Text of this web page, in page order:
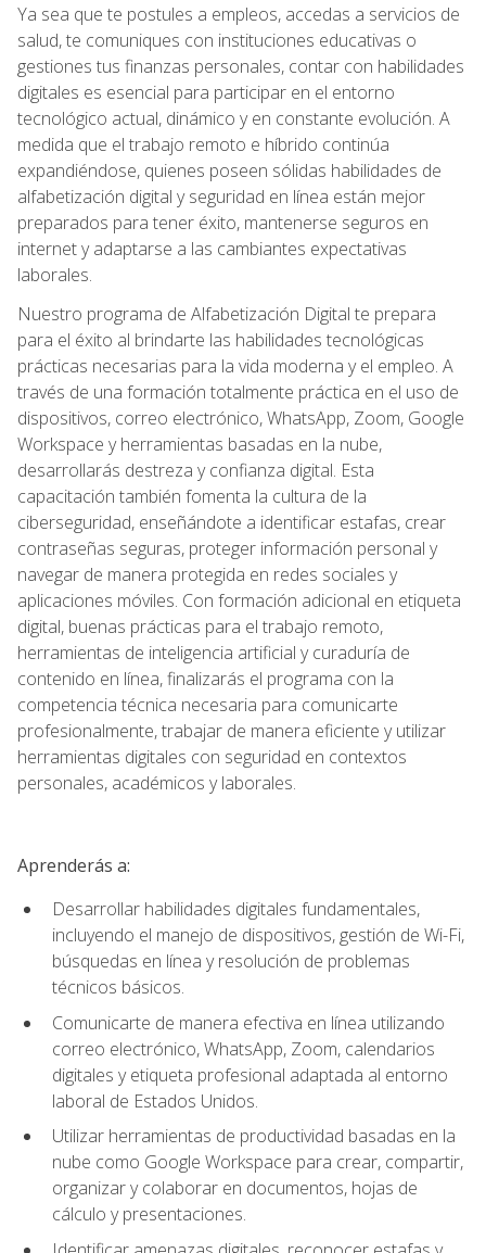
Ya sea que te postules a empleos, accedas a servicios de
salud, te comuniques con instituciones educativas o
gestiones tus finanzas personales, contar con habilidades
digitales es esencial para participar en el entorno
tecnológico actual, dinámico y en constante evolución. A
medida que el trabajo remoto e híbrido continúa
expandiéndose, quienes poseen sólidas habilidades de
alfabetización digital y seguridad en línea están mejor
preparados para tener éxito, mantenerse seguros en
internet y adaptarse a las cambiantes expectativas
laborales.
Nuestro programa de Alfabetización Digital te prepara
para el éxito al brindarte las habilidades tecnológicas
prácticas necesarias para la vida moderna y el empleo. A
través de una formación totalmente práctica en el uso de
dispositivos, correo electrónico, WhatsApp, Zoom, Google
Workspace y herramientas basadas en la nube,
desarrollarás destreza y confianza digital. Esta
capacitación también fomenta la cultura de la
ciberseguridad, enseñándote a identificar estafas, crear
contraseñas seguras, proteger información personal y
navegar de manera protegida en redes sociales y
aplicaciones móviles. Con formación adicional en etiqueta
digital, buenas prácticas para el trabajo remoto,
herramientas de inteligencia artificial y curaduría de
contenido en línea, finalizarás el programa con la
competencia técnica necesaria para comunicarte
profesionalmente, trabajar de manera eficiente y utilizar
herramientas digitales con seguridad en contextos
personales, académicos y laborales.
Aprenderás a:
Desarrollar habilidades digitales fundamentales,
incluyendo el manejo de dispositivos, gestión de Wi-Fi,
búsquedas en línea y resolución de problemas
técnicos básicos.
Comunicarte de manera efectiva en línea utilizando
correo electrónico, WhatsApp, Zoom, calendarios
digitales y etiqueta profesional adaptada al entorno
laboral de Estados Unidos.
Utilizar herramientas de productividad basadas en la
nube como Google Workspace para crear, compartir,
organizar y colaborar en documentos, hojas de
cálculo y presentaciones.